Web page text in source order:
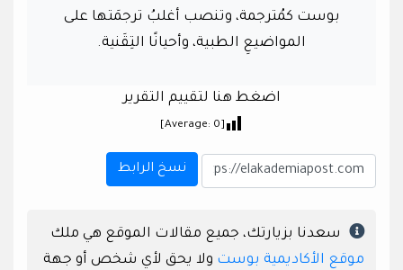
بوست كمُترجمة، وتنصب أغلبُ ترجمَتها على
المواضيعِ الطبية، وأحيانًا التِقَنية.
اضغط هنا لتقييم التقرير
[Average:
0
]
نسخ الرابط
سعدنا بزيارتك، جميع مقالات الموقع هي ملك
موقع الأكاديمية بوست ولا يحق لأي شخص أو جهة